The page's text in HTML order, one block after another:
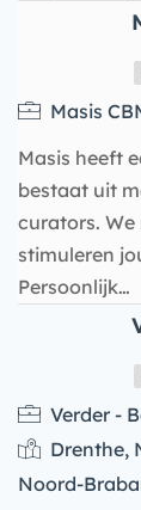
Masis
Masis heeft
bestaat uit
curators.
stimuleren
Persoonlijk…
Verder -
Drenthe,
Noord-